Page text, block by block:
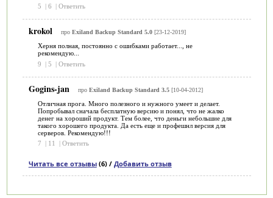
5
| 6 | Ответить
krokol про Exiland Backup Standard 5.0[23-12-2019]
Херня полная, постоянно с ошибками работает..., не
рекомендую...
9
| 5 | Ответить
Gogins-jan про Exiland Backup Standard 3.5[10-04-2012]
Отличная прога. Много полезного и нужного умеет и делает.
Попробывал сначала бесплатную версию и понял, что не жалко
денег на хороший продукт. Тем более, что деньги небольшие для
такого хорошего продукта. Да есть еще и профешнл версия для
серверов. Рекомендую!!!
7
| 11 | Ответить
Читать все отзывы(6) / Добавить отзыв